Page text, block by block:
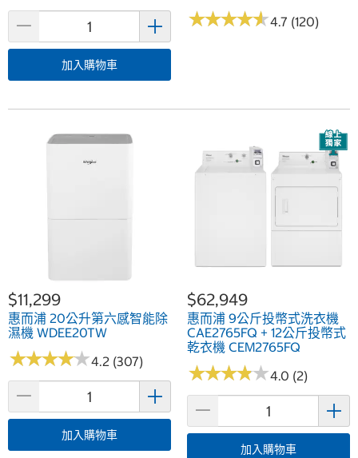
加入購物車
★★★★★
★★★★★4.7 (120)
$11,299
惠而浦 20公升第六感智能除
濕機 WDEE20TW
★★★★★
★★★★★4.2 (307)
加入購物車
$62,949
惠而浦 9公斤投幣式洗衣機
CAE2765FQ + 12公斤投幣式
乾衣機 CEM2765FQ
★★★★★
★★★★★4.0 (2)
加入購物車